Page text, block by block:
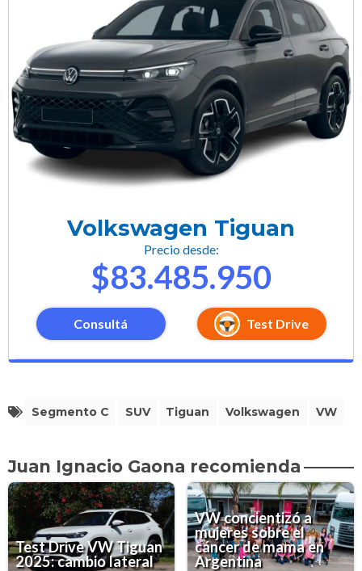
Volkswagen Tiguan
Precio desde:
$83.485.950
Consultá Test Drive
Segmento C SUV Tiguan Volkswagen VW
Juan Ignacio Gaona recomienda
Test Drive VW Tiguan
2025: cambio lateral
VW concientizó a
mujeres sobre el
cáncer de mama en
Argentina